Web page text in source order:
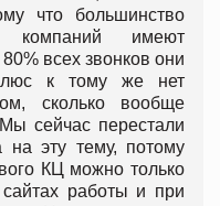
что большинство
компаний имеют
всех звонков они
к тому же нет
сколько вообще
сейчас перестали
на эту тему, потому
КЦ можно только
работы и при